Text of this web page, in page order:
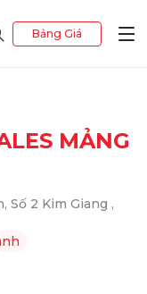
Bảng Giá
MẢNG
Số 2 Kim Giang ,